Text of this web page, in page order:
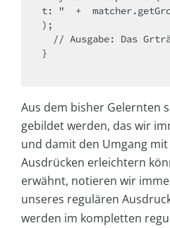
t: "  +
);
}
Aus dem bisher Gelernten
gebildet werden, das wir
und damit den Umgang
Ausdrücken erleichtern
erwähnt, notieren wir
unseres regulären
werden im kompletten